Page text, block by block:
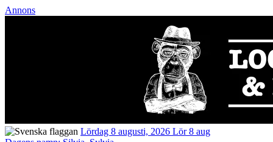
Annons
Lördag 8 augusti, 2026 Lör 8 aug